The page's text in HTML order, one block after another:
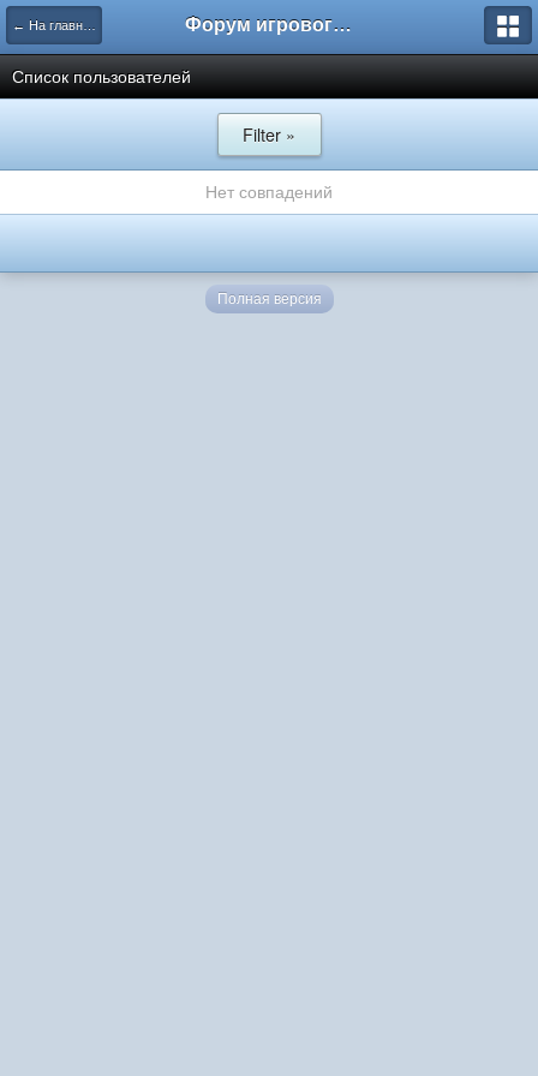
← На главную Форум игрового проекта Riverrise
Список пользователей
Filter »
Нет совпадений
Полная версия